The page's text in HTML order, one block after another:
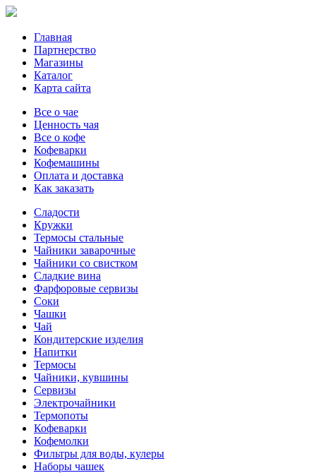
Главная
Партнерство
Магазины
Каталог
Карта сайта
Все о чае
Ценность чая
Все о кофе
Кофеварки
Кофемашины
Оплата и доставка
Как заказать
Сладости
Кружки
Термосы стальные
Чайники заварочные
Чайники со свистком
Сладкие вина
Фарфоровые сервизы
Соки
Чашки
Чай
Кондитерские изделия
Напитки
Термосы
Чайники, кувшины
Сервизы
Электрочайники
Термопоты
Кофеварки
Кофемолки
Фильтры для воды, кулеры
Наборы чашек